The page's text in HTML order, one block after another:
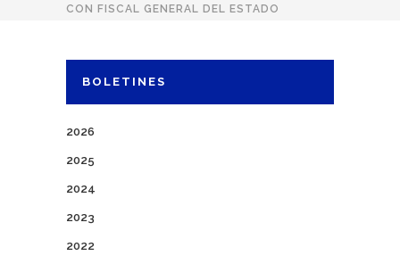
CON FISCAL GENERAL DEL ESTADO
BOLETINES
2026
2025
2024
2023
2022